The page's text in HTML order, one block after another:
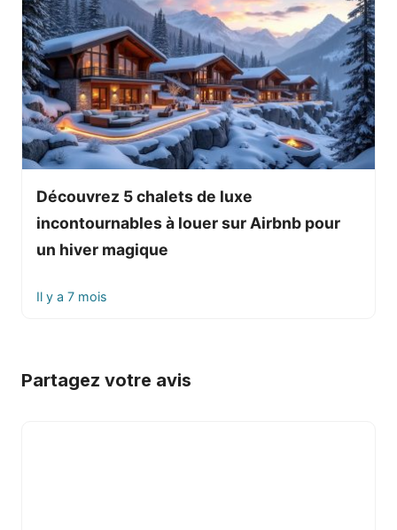
Découvrez 5 chalets de luxe
incontournables à louer sur Airbnb pour
un hiver magique
Il y a 7 mois
Partagez votre avis